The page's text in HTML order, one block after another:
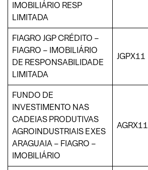
IMOBILIÁRIO RESP
LIMITADA
FIAGRO JGP CRÉDITO –
FIAGRO – IMOBILIÁRIO
DE RESPONSABILIDADE
LIMITADA
JGPX11
FUNDO DE
INVESTIMENTO NAS
CADEIAS PRODUTIVAS
AGROINDUSTRIAIS EXES
ARAGUAIA – FIAGRO –
IMOBILIÁRIO
AGRX11